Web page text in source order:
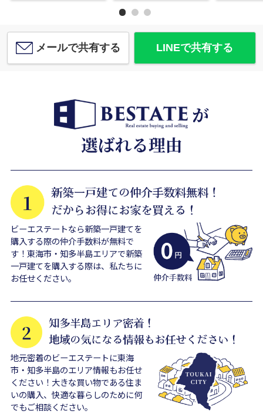
メールで共有する LINEで共有する
ビーエステートなら新築一戸建てを
購入する際の仲介手数料が無料で
す！東海市・知多半島エリアで新築
一戸建てを購入する際は、私たちに
お任せください。
地元密着のビーエステートに東海
市・知多半島のエリア情報もお任せ
ください！大きな買い物である住ま
いの購入、快適な暮らしのために何
でもご相談ください。